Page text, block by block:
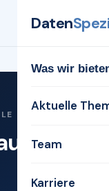
Daten
Was wir
Aktuelle
Team
Karriere
für